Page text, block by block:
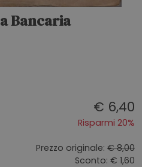
Bancaria
€ 6,40
Risparmi 20%
Prezzo originale: € 8,00
Sconto: € 1,60